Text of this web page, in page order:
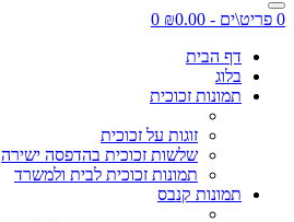
0 פריט\ים - ₪0.00
0
דף הבית
בלוג
תמונות זכוכית
זוגות על זכוכית
שלשות זכוכית בהדפסה ישירה
תמונות זכוכית לבית ולמשרד
תמונות קנבס